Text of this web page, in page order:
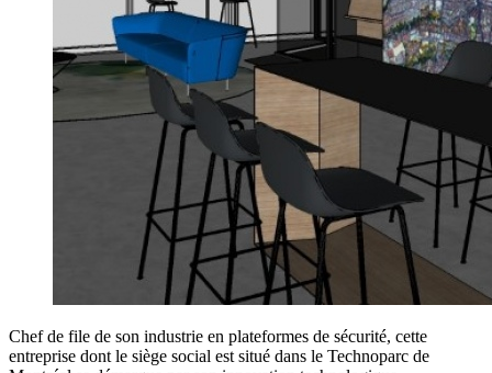
Chef de file de son industrie en plateformes de sécurité, cette
entreprise dont le siège social est situé dans le Technoparc de